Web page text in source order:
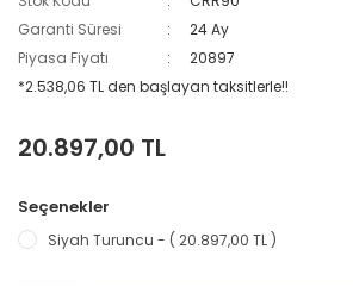
Garanti Süresi
24 Ay
Piyasa Fiyatı
20897
*2.538,06 TL den başlayan taksitlerle!!
20.897,00 TL
Seçenekler
Siyah Turuncu - ( 20.897,00 TL )